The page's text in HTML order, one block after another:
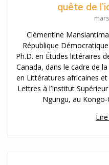
quête de
Clémentine
République
Ph.D. en Études littéraires
Canada, dans le cadre de
en Littératures africaines
Lettres à l’Institut
Ngungu, au